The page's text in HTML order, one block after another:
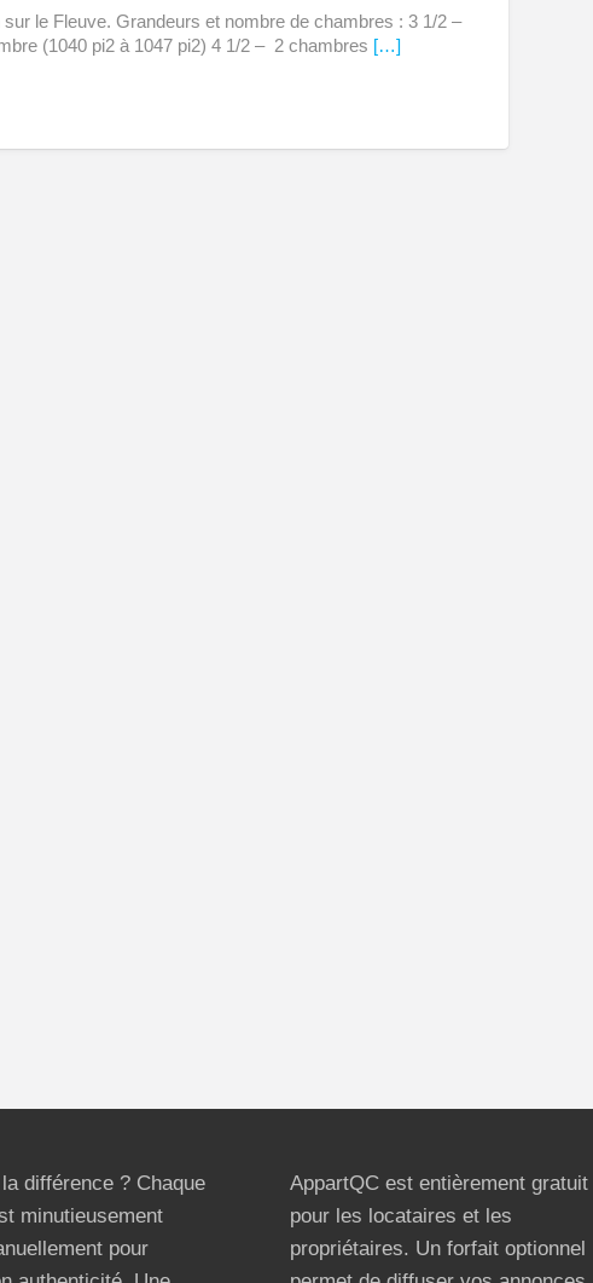
sur le Fleuve. Grandeurs et nombre de chambres : 3 1/2 –
(1040 pi2 à 1047 pi2) 4 1/2 – 2 chambres […]
différence ? Chaque
minutieusement
pour
AppartQC est entièrement gratuit
pour les locataires et les
propriétaires. Un forfait optionnel